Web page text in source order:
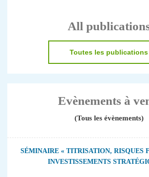
All
Toutes les publications
Evènements à
(Tous les évènements)
SÉMINAIRE « TITRISATION, RISQUES
INVESTISSEMENTS